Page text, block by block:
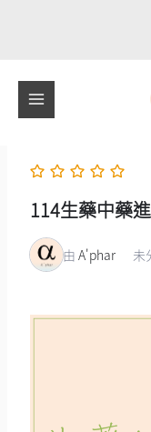
114生藥中藥
由 A'phar 未